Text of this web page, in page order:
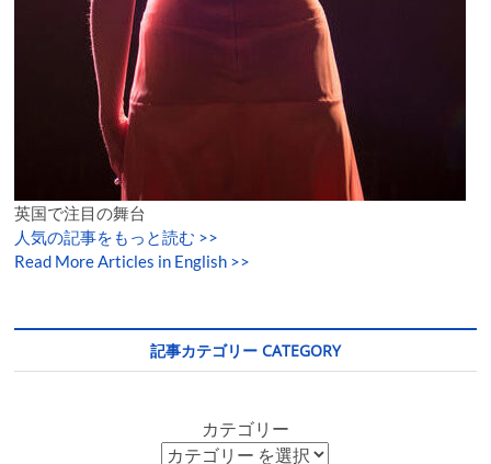
英国で注目の舞台
人気の記事をもっと読む >>
Read More Articles in English >>
記事カテゴリー CATEGORY
カテゴリー